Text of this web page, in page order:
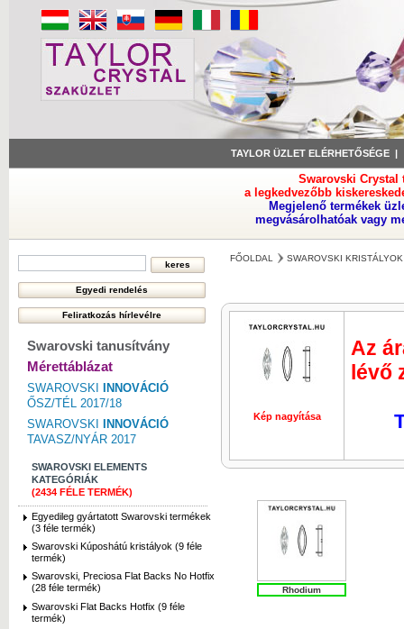
TAYLOR ÜZLET ELÉRHETŐSÉGE
Swarovski Crystal
a legkedvezőbb
Megjelenő termékek
megvásárolhatóak vagy
Swarovski tanusítvány
Mérettáblázat
SWAROVSKI
INNOVÁCIÓ
ŐSZ/TÉL 2017/18
SWAROVSKI
INNOVÁCIÓ
TAVASZ/NYÁR 2017
SWAROVSKI ELEMENTS
KATEGÓRIÁK
(2434 FÉLE TERMÉK)
Egyedileg gyártatott Swarovski termékek
(3 féle termék)
Swarovski Kúposhátú kristályok (9 féle
termék)
Swarovski, Preciosa Flat Backs No Hotfix
(28 féle termék)
Swarovski Flat Backs Hotfix (9 féle
termék)
FŐOLDAL SWAROVSKI
Kép nagyítása
Az
lévő
Rhodium